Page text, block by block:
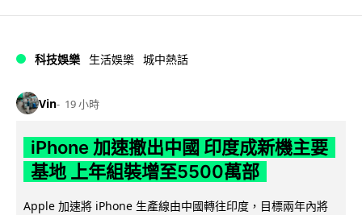
科技娛樂 生活娛樂 城中熱話
Vin 19 小時
iPhone 加速撤出中國 印度成新機主要
基地 上年組裝增至5500萬部
Apple 加速將 iPhone 生產線由中國轉往印度，目標兩年內將